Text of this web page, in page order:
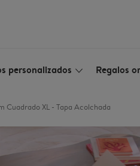
personalizados slim_arrow_down Regalos
Cuadrado XL - Tapa Acolchada